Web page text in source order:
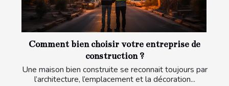
Comment bien choisir votre entreprise de
construction ?
Une maison bien construite se reconnait toujours par
l’architecture, l’emplacement et la décoration...